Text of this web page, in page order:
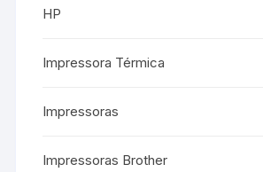
HP
Impressora Térmica
Impressoras
Impressoras Brother